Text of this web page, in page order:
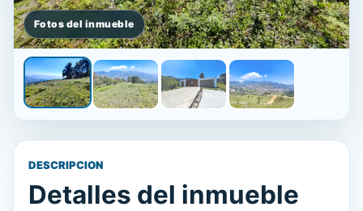
DESCRIPCION
Detalles del inmueble